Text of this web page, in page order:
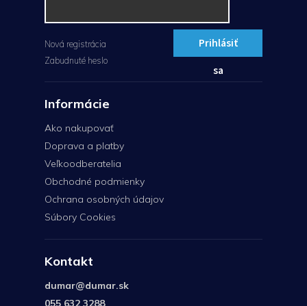
Prihlásiť
sa
Nová registrácia
Zabudnuté heslo
Informácie
Ako nakupovať
Doprava a platby
Veľkoodberatelia
Obchodné podmienky
Ochrana osobných údajov
Súbory Cookies
Kontakt
dumar@dumar.sk
055 632 3288